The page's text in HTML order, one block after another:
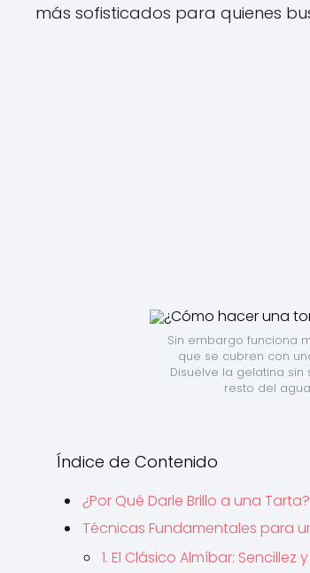
más sofisticados para quienes
Sin embargo funciona
que se cubren con
Disuelve la gelatina
resto del
Índice de Contenido
¿Por Qué Darle Brillo a una
Técnicas Fundamentales para
1. El Clásico Almíbar: Sencillez